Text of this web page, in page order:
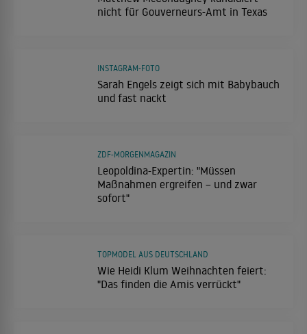
nicht für Gouverneurs-Amt in Texas
Sarah Engels zeigt sich mit Babybauch
und fast nackt
INSTAGRAM-FOTO
Leopoldina-Expertin: "Müssen
Maßnahmen ergreifen – und zwar
sofort"
ZDF-MORGENMAGAZIN
Wie Heidi Klum Weihnachten feiert:
"Das finden die Amis verrückt"
TOPMODEL AUS DEUTSCHLAND